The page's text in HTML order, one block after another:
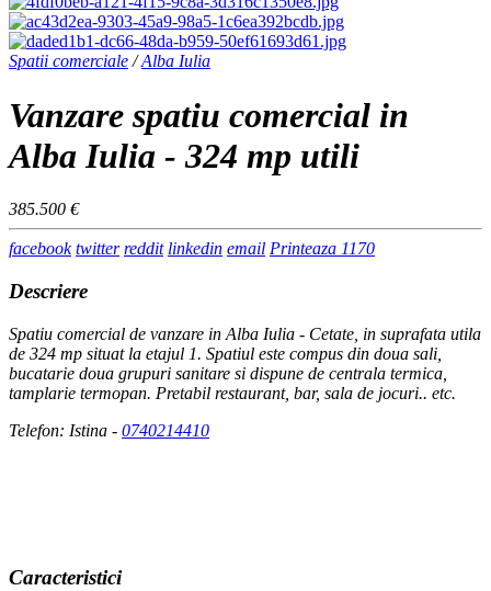
Spatii comerciale/Alba Iulia
Vanzare spatiu comercial in
Alba Iulia - 324 mp utili
385.500 €
facebook twitter reddit linkedin email Printeaza 1170
Descriere
Spatiu comercial de vanzare in Alba Iulia - Cetate, in suprafata utila
de 324 mp situat la etajul 1. Spatiul este compus din doua sali,
bucatarie doua grupuri sanitare si dispune de centrala termica,
tamplarie termopan. Pretabil restaurant, bar, sala de jocuri.. etc.
Telefon: Istina - 0740214410
Caracteristici